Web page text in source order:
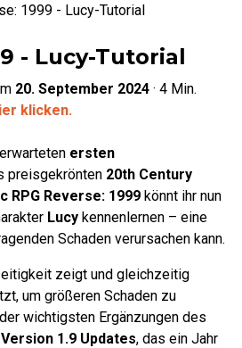
1999 - Lucy-Tutorial
- Lucy-Tutorial
20. September 2024 · 4 Min.
klicken.
ersten
preisgekrönten 20th Century
Reverse: 1999 könnt ihr nun
Lucy kennenlernen – eine
Schaden verursachen kann.
zeigt und gleichzeitig
um größeren Schaden zu
wichtigsten Ergänzungen des
Version 1.9 Updates, das ein Jahr